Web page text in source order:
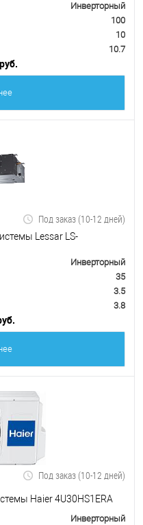
Инверторный
100
10
10.7
Под заказ (10-12 дней)
Lessar LS-
Инверторный
35
3.5
3.8
Под заказ (10-12 дней)
Haier 4U30HS1ERA
Инверторный